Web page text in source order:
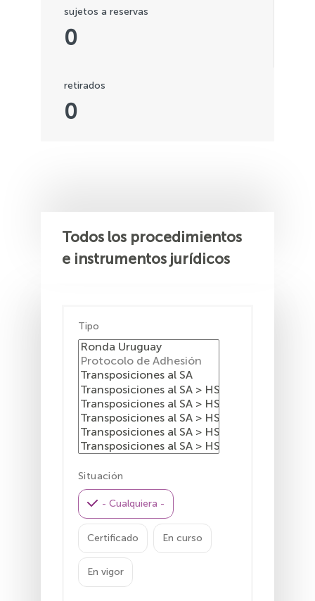
0
sujetos a reservas
0
retirados
Todos los procedimientos
e instrumentos jurídicos
Tipo
Situación
- Cualquiera -
Certificado En curso
En vigor